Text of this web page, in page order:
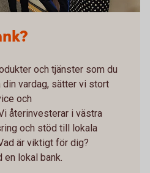
och tjänster som du
vardag, sätter vi stort
och
återinvesterar i västra
och stöd till lokala
är viktigt för dig?
en lokal bank.